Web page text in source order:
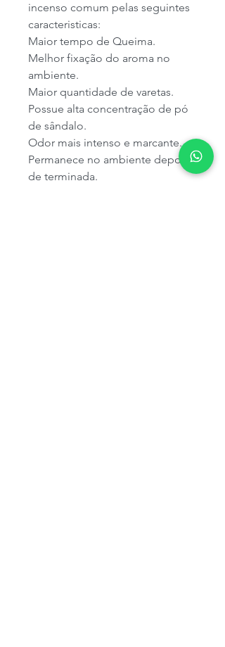
incenso comum pelas seguintes
caracteristicas:
Maior tempo de Queima.
Melhor fixação do aroma no
ambiente.
Maior quantidade de varetas.
Possue alta concentração de pó
de sândalo.
Odor mais intenso e marcante.
Permanece no ambiente depois
de terminada.